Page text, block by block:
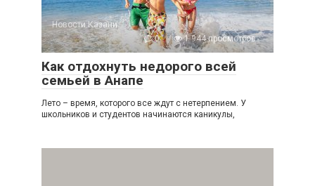
Новости Казани
0
1 944 просмотров
Как отдохнуть недорого всей
семьей в Анапе
Лето – время, которого все ждут с нетерпением. У
школьников и студентов начинаются каникулы,